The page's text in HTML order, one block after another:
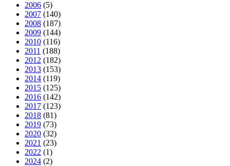
2006 (5)
2007 (140)
2008 (187)
2009 (144)
2010 (116)
2011 (188)
2012 (182)
2013 (153)
2014 (119)
2015 (125)
2016 (142)
2017 (123)
2018 (81)
2019 (73)
2020 (32)
2021 (23)
2022 (1)
2024 (2)